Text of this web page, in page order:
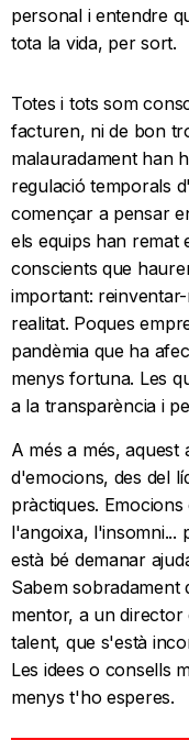
personal i entendre
tota la vida, per sort.
Totes i tots som
facturen, ni de bon
malauradament han
regulació temporals
començar a pensar
els equips han remat
conscients que
important:
realitat. Poques
pandèmia que ha
menys fortuna. Les
a la transparència i
A més a més,
d'emocions, des del
pràctiques.
l'angoixa, l'insomni...
està bé demanar
Sabem sobradament
mentor, a un
talent, que s'està
Les idees o consells
menys t'ho esperes.